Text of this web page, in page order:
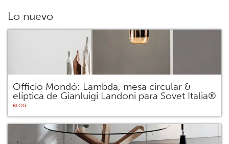
Lo nuevo
Officio Mondó: Lambda, mesa circular &
elíptica de Gianluigi Landoni para Sovet Italia®
BLOG